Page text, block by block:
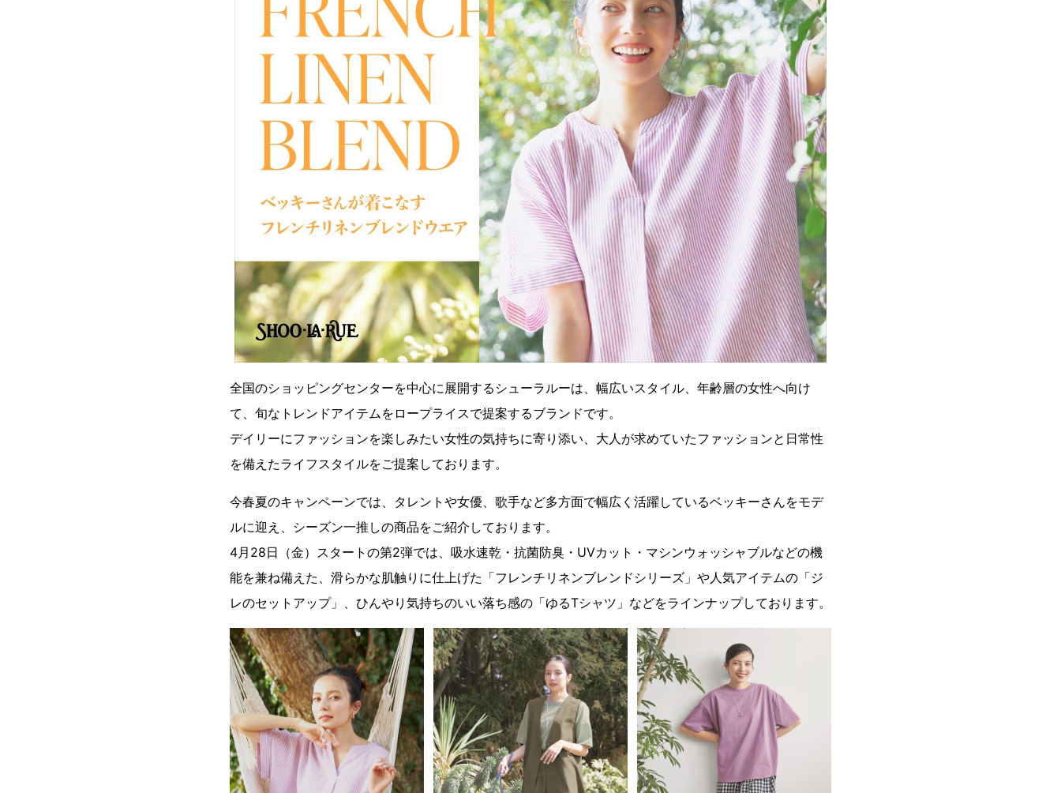
全国のショッピングセンターを中心に展開するシューラルーは、幅広いスタイル、年齢層の女性へ向け
て、旬なトレンドアイテムをロープライスで提案するブランドです。
デイリーにファッションを楽しみたい女性の気持ちに寄り添い、大人が求めていたファッションと日常性
を備えたライフスタイルをご提案しております。
今春夏のキャンペーンでは、タレントや女優、歌手など多方面で幅広く活躍しているベッキーさんをモデ
ルに迎え、シーズン一推しの商品をご紹介しております。
4月28日（金）スタートの第2弾では、吸水速乾・抗菌防臭・UVカット・マシンウォッシャブルなどの機
能を兼ね備えた、滑らかな肌触りに仕上げた「フレンチリネンブレンドシリーズ」や人気アイテムの「ジ
レのセットアップ」、ひんやり気持ちのいい落ち感の「ゆるTシャツ」などをラインナップしております。